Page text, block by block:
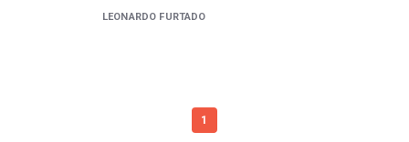
LEONARDO FURTADO
1